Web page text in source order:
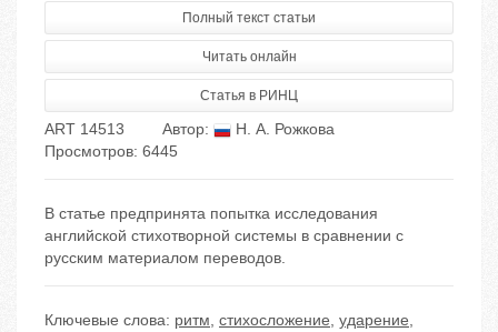
Полный текст статьи
Читать онлайн
Статья в РИНЦ
ART 14513 Автор:
Н. А. Рожкова
Просмотров: 6445
В статье предпринята попытка исследования
английской стихотворной системы в сравнении с
русским материалом переводов.
Ключевые слова: ритм, стихосложение, ударение,